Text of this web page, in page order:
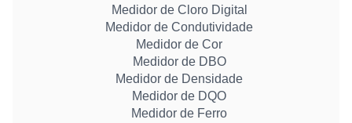
Medidor de Cloro Digital
Medidor de Condutividade
Medidor de Cor
Medidor de DBO
Medidor de Densidade
Medidor de DQO
Medidor de Ferro